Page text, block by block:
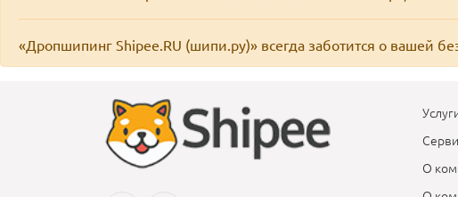
«Дропшипинг Shipee.RU (шипи.ру)» всегда заботится о вашей
О